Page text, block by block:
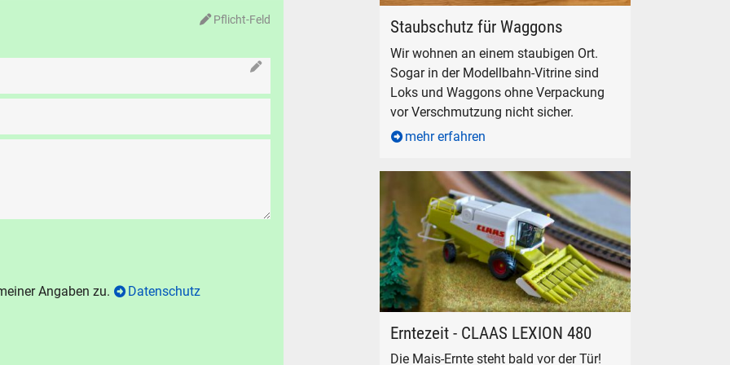
Pflicht-Feld
Angaben zu. Datenschutz
Staubschutz für Waggons
Wir wohnen an einem staubigen Ort.
Sogar in der Modellbahn-Vitrine sind
Loks und Waggons ohne Verpackung
vor Verschmutzung nicht sicher.
mehr erfahren
Erntezeit - CLAAS LEXION 480
Die Mais-Ernte steht bald vor der Tür!